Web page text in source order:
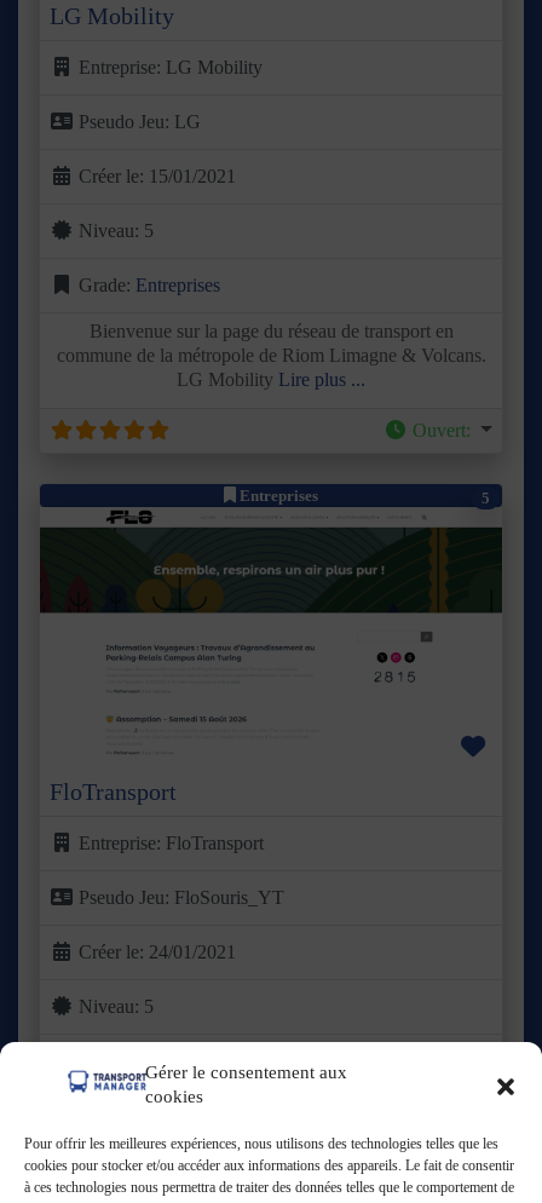
Gérer le consentement aux
cookies
Pour offrir les meilleures expériences, nous utilisons des technologies telles que les
cookies pour stocker et/ou accéder aux informations des appareils. Le fait de consentir
à ces technologies nous permettra de traiter des données telles que le comportement de
LG Mobility
Entreprise: LG Mobility
Pseudo Jeu: LG
Créer le: 15/01/2021
Niveau: 5
Grade: Entreprises
Bienvenue sur la page du réseau de transport en
commune de la métropole de Riom Limagne & Volcans.
LG Mobility Lire plus ...
Ouvert:
Entreprises 5
Précédent
FloTransport
Entreprise: FloTransport
Pseudo Jeu: FloSouris_YT
Créer le: 24/01/2021
Niveau: 5
Entreprises
Basée dans le Valenciennois, FloTransport a vu le jour en
plus ...